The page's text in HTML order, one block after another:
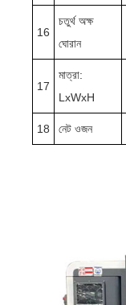
16
চতুর্থ অক্ষ
ঘোরান
17
মাত্রা:
LxWxH
18 নেট ওজন